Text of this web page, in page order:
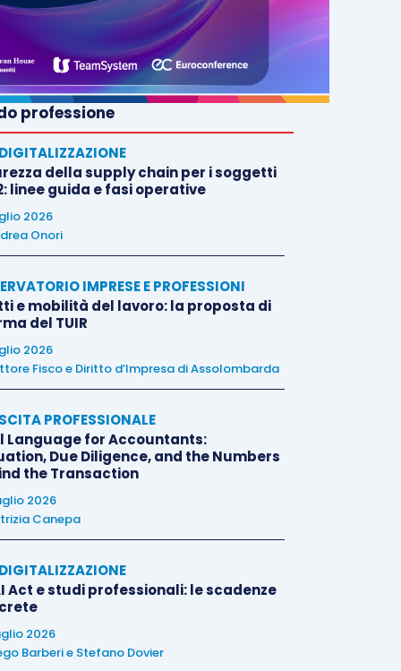
professione
della supply chain per i soggetti
linee guida e fasi operative
2026
Onori
IMPRESE E PROFESSIONI
e mobilità del lavoro: la proposta di
del TUIR
2026
Fisco e Diritto d’Impresa di Assolombarda
PROFESSIONALE
Language for Accountants:
Due Diligence, and the Numbers
the Transaction
2026
Canepa
Act e studi professionali: le scadenze
2026
Barberie Stefano Dovier